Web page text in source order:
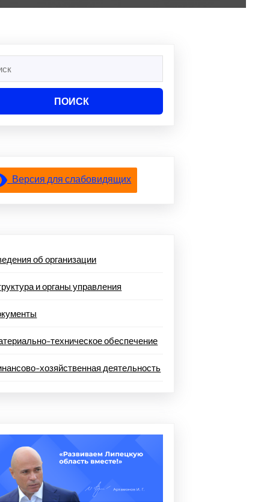
Версия для слабовидящих
об организации
и органы управления
техническое обеспечение
хозяйственная деятельность